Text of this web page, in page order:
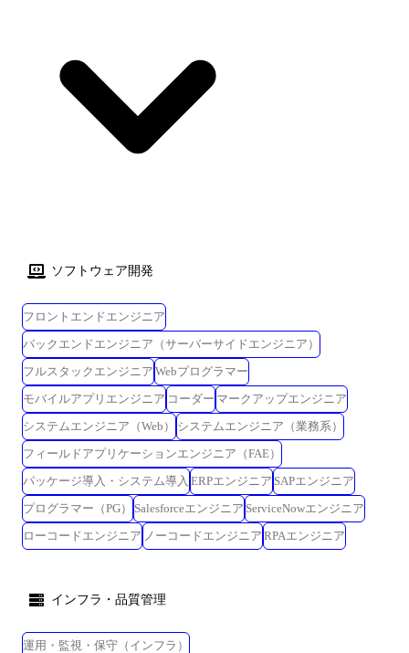
ソフトウェア開発
フロントエンドエンジニア
バックエンドエンジニア（サーバーサイドエンジニア）
フルスタックエンジニア Webプログラマー
モバイルアプリエンジニア コーダー マークアップエンジニア
システムエンジニア（Web）
システムエンジニア（業務系）
フィールドアプリケーションエンジニア（FAE）
パッケージ導入・システム導入 ERPエンジニア SAPエンジニア
プログラマー（PG）
Salesforceエンジニア ServiceNowエンジニア
ローコードエンジニア ノーコードエンジニア RPAエンジニア
インフラ・品質管理
運用・監視・保守（インフラ）